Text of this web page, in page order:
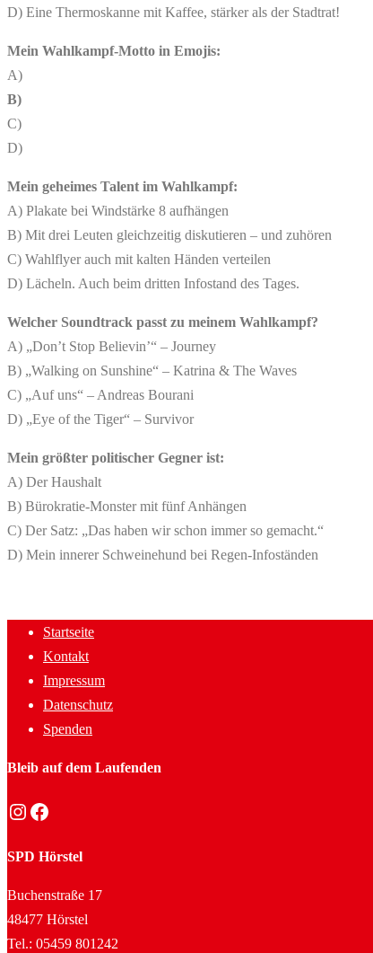
D) Eine Thermoskanne mit Kaffee, stärker als der Stadtrat!
Mein Wahlkampf-Motto in Emojis:
A)
B)
C)
D) ️
Mein geheimes Talent im Wahlkampf:
A) Plakate bei Windstärke 8 aufhängen
B) Mit drei Leuten gleichzeitig diskutieren – und zuhören
C) Wahlflyer auch mit kalten Händen verteilen
D) Lächeln. Auch beim dritten Infostand des Tages.
Welcher Soundtrack passt zu meinem Wahlkampf?
A) „Don’t Stop Believin’“ – Journey
B) „Walking on Sunshine“ – Katrina & The Waves
C) „Auf uns“ – Andreas Bourani
D) „Eye of the Tiger“ – Survivor
Mein größter politischer Gegner ist:
A) Der Haushalt
B) Bürokratie-Monster mit fünf Anhängen
C) Der Satz: „Das haben wir schon immer so gemacht.“
D) Mein innerer Schweinehund bei Regen-Infoständen
Startseite
Kontakt
Impressum
Datenschutz
Spenden
Bleib auf dem Laufenden
Instagram
Facebook
SPD Hörstel
Buchenstraße 17
48477 Hörstel
Tel.: 05459 801242